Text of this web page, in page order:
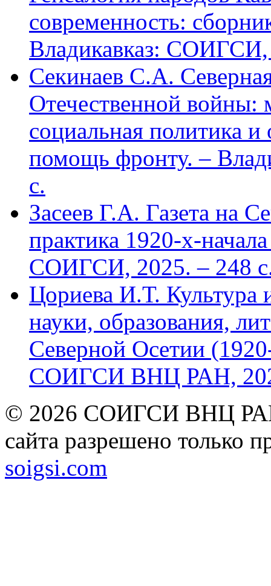
современность:
Владикавказ: СОИГСИ,
Секинаев С.А.
Отечественной войны:
социальная политика
помощь фронту. –
с.
Засеев Г.А. Газета на
практика 1920-х-
СОИГСИ, 2025. – 248
Цориева И.Т. Культура
науки, образования,
Северной Осетии
СОИГСИ ВНЦ РАН,
© 2026 СОИГСИ ВНЦ РАН
сайта разрешено только
soigsi.com